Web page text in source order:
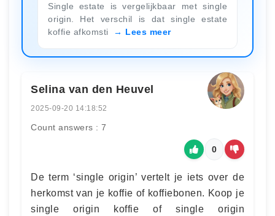
Single estate is vergelijkbaar met single
origin. Het verschil is dat single estate
koffie afkomsti
Lees meer
Selina van den Heuvel
2025-09-20 14:18:52
Count answers : 7
0
De term ‘single origin’ vertelt je iets over de
herkomst van je koffie of koffiebonen. Koop je
single origin koffie of single origin